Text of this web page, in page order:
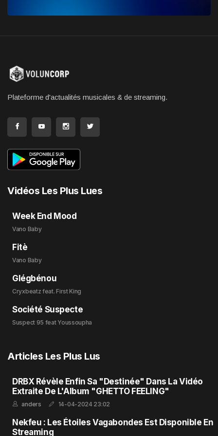
Plateforme d'actualités musicales & de streaming.
Vidéos Les Plus Lues
Week End Mood
Vano Baby
Fitè
Vano Baby
Glégbénou
Cryxbeatz feat. First King
Société Suspecte
Suspect 95 feat Youssoupha
Articles Les Plus Lus
DRBX Révèle Enfin Sa "Destinée" Dans La Vidéo
Extraite De L'Album "GHETTO FEELING"
anders 14-04-2024 23:02
Nekfeu : Les Étoiles Vagabondes Est Disponible En
Streaming